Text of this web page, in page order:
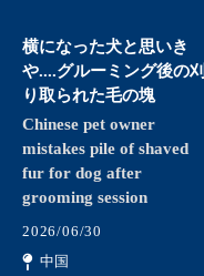
横になった犬と思いき
や....グルーミング後の刈
り取られた毛の塊
Chinese pet owner
mistakes pile of shaved
fur for dog after
grooming session
2026/06/30
中国